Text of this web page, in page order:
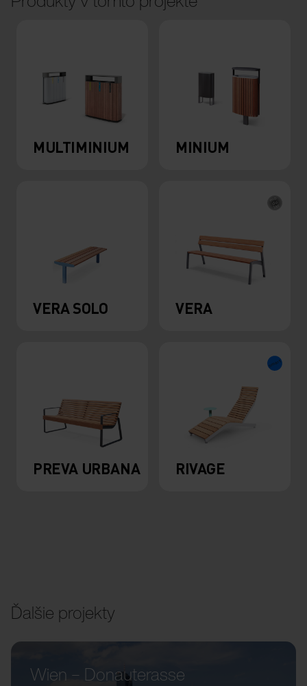
MULTIMINIUM MINIUM
VERA SOLO VERA
PREVA URBANA RIVAGE
Ďalšie projekty
Wien – Donauterasse